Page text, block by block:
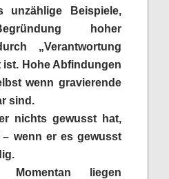
unzählige Beispiele,
hoher
„Verantwortung
Hohe Abfindungen
wenn gravierende
sind.
nichts gewusst hat,
wenn er es gewusst
Momentan liegen